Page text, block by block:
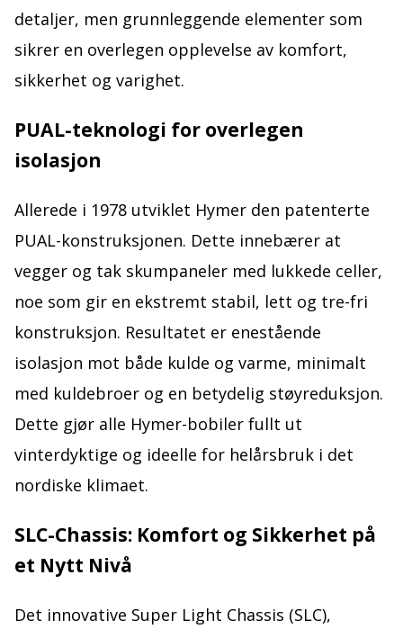
detaljer, men grunnleggende elementer som
sikrer en overlegen opplevelse av komfort,
sikkerhet og varighet.
PUAL-teknologi for overlegen
isolasjon
Allerede i 1978 utviklet Hymer den patenterte
PUAL-konstruksjonen. Dette innebærer at
vegger og tak skumpaneler med lukkede celler,
noe som gir en ekstremt stabil, lett og tre-fri
konstruksjon. Resultatet er enestående
isolasjon mot både kulde og varme, minimalt
med kuldebroer og en betydelig støyreduksjon.
Dette gjør alle Hymer-bobiler fullt ut
vinterdyktige og ideelle for helårsbruk i det
nordiske klimaet.
SLC-Chassis: Komfort og Sikkerhet på
et Nytt Nivå
Det innovative Super Light Chassis (SLC),